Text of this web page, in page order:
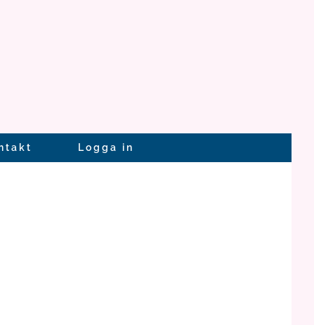
Logga in